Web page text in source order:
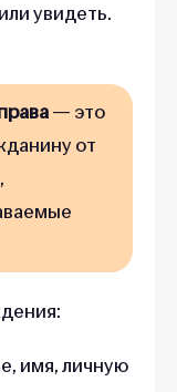
увидеть.
— это
от
имя, личную